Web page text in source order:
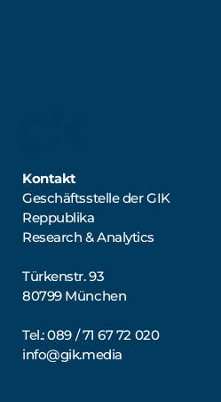
Kontakt
Geschäftsstelle der GIK
Reppublika
Research & Analytics
Türkenstr. 93
80799 München
Tel.: 089 / 71 67 72 020
info@gik.media